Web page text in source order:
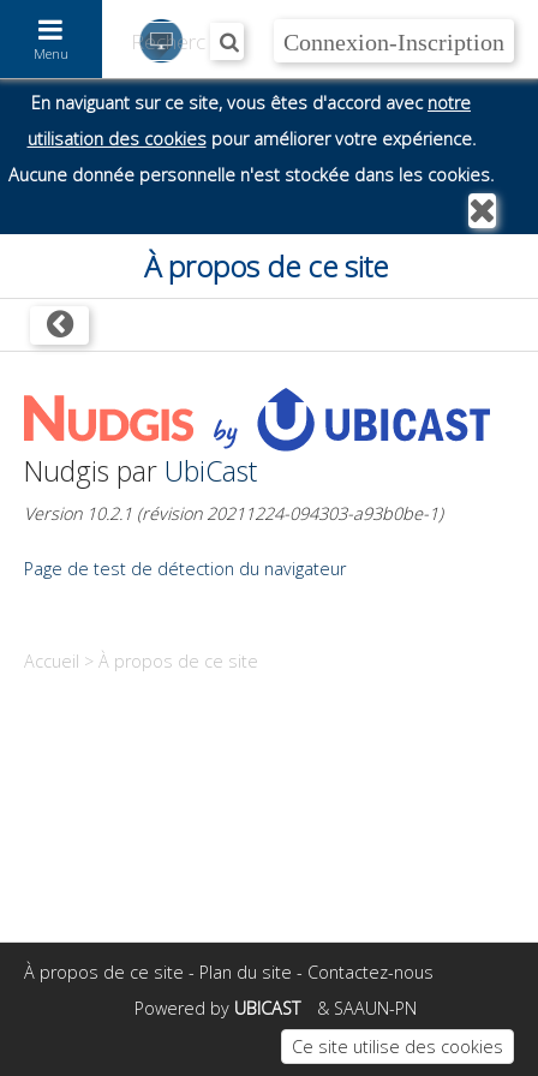
Menu
En naviguant sur ce site, vous êtes d'accord avec notre
utilisation des cookiespour améliorer votre expérience.
Aucune donnée personnelle n'est stockée dans les cookies.
À propos de ce site
Nudgis par UbiCast
Version 10.2.1 (révision 20211224-094303-a93b0be-1)
Page de test de détection du navigateur
Accueil À propos de ce site
À propos de ce site - Plan du site - Contactez-nous
Powered by UBICAST
& SAAUN-PN
Ce site utilise des cookies